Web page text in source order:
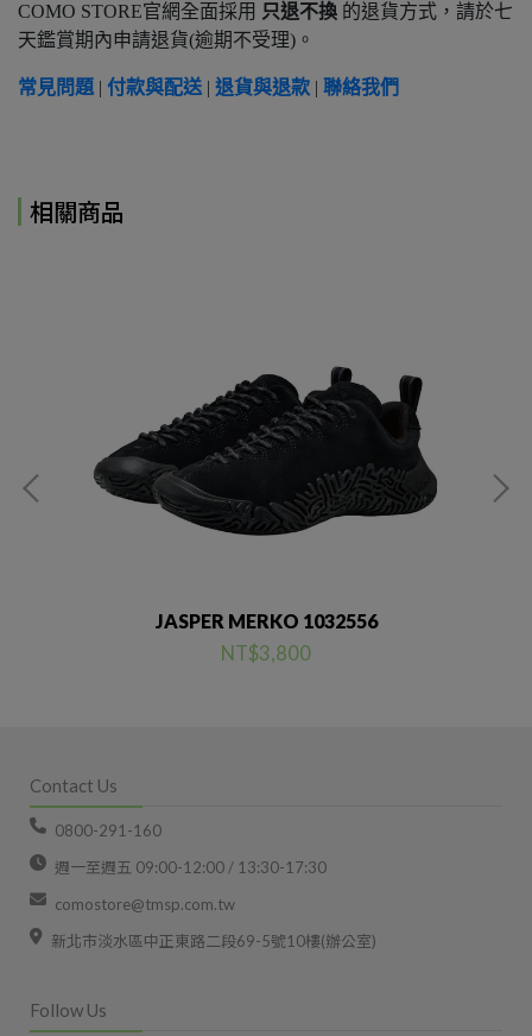
COMO STORE官網全面採用 只退不換 的退貨方式，請於七
天鑑賞期內申請退貨(逾期不受理)。
常見問題 | 付款與配送 | 退貨與退款 | 聯絡我們
相關商品
JASPER MERKO 1032556
NT$3,800
Contact Us
0800-291-160
週一至週五 09:00-12:00 / 13:30-17:30
comostore@tmsp.com.tw
新北市淡水區中正東路二段69-5號10樓(辦公室)
Follow Us